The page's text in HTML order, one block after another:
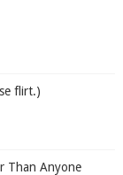
flirt.)
Than Anyone